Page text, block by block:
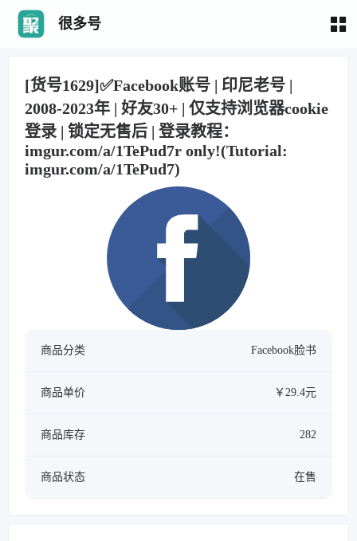
很多号
[货号1629]✅Facebook账号 | 印尼老号 |
2008-2023年 | 好友30+ | 仅支持浏览器cookie
登录 | 锁定无售后 | 登录教程：
imgur.com/a/1TePud7r only!(Tutorial:
imgur.com/a/1TePud7)
商品分类 Facebook脸书
商品单价 ￥29.4元
商品库存 282
商品状态 在售